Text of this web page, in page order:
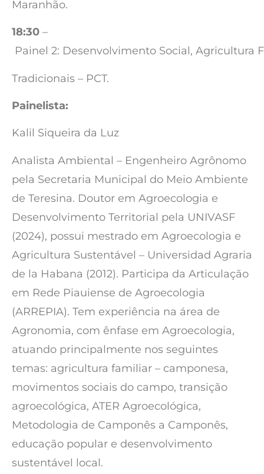
Maranhão.
18:30 –
Painel 2: Desenvolvimento Social, Agricultura
Tradicionais – PCT.
Painelista:
Kalil Siqueira da Luz
Analista Ambiental – Engenheiro Agrônomo
pela Secretaria Municipal do Meio Ambiente
de Teresina. Doutor em Agroecologia e
Desenvolvimento Territorial pela UNIVASF
(2024), possui mestrado em Agroecologia e
Agricultura Sustentável – Universidad Agraria
de la Habana (2012). Participa da Articulação
em Rede Piauiense de Agroecologia
(ARREPIA). Tem experiência na área de
Agronomia, com ênfase em Agroecologia,
atuando principalmente nos seguintes
temas: agricultura familiar – camponesa,
movimentos sociais do campo, transição
agroecológica, ATER Agroecológica,
Metodologia de Camponês a Camponês,
educação popular e desenvolvimento
sustentável local.